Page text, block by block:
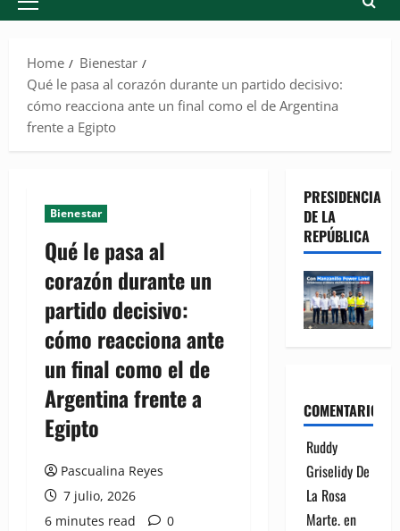
Primary
Home
Bienestar
Qué le pasa al corazón durante un partido decisivo:
cómo reacciona ante un final como el de Argentina
frente a Egipto
Bienestar
Qué le pasa al
corazón durante un
partido decisivo:
cómo reacciona ante
un final como el de
Argentina frente a
Egipto
Pascualina Reyes
7 julio, 2026
6 minutes read
0
PRESIDENCIA
DE LA
REPÚBLICA
COMENTARIOS
Ruddy
Griselidy De
La Rosa
Marte.en